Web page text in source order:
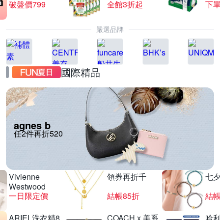
破盤價799
全館3折起 下
嚴選品牌
國際精品
agnes b
任2件再折520
Vivienne
Westwood
一日限定價
領券再折千
結帳85折
七
結